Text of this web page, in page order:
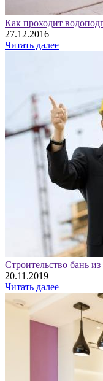
Как проходит
27.12.2016
Читать далее
Строительство бань из
20.11.2019
Читать далее